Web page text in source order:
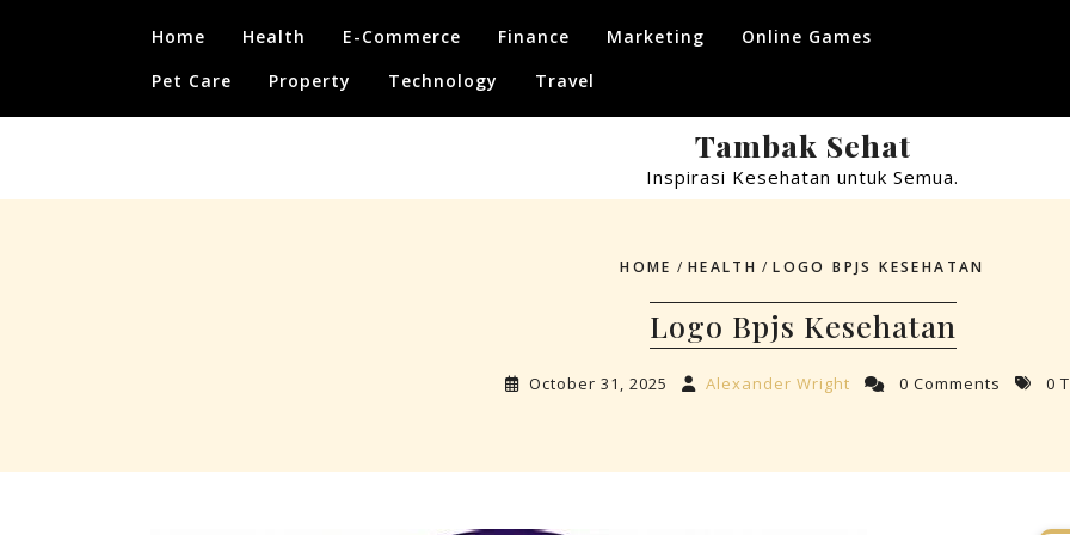
Home Health E-Commerce Finance Marketing
Online Games
Pet Care
Property Technology Travel
Tambak Sehat
Inspirasi Kesehatan untuk Semua.
HOME / HEALTH /LOGO BPJS KESEHATAN
Logo Bpjs Kesehatan
October 31, 2025 Alexander Wright 0 Comments 0